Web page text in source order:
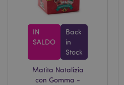
IN
SALDO
Back
in
Stock
Matita Natalizia
con Gomma -